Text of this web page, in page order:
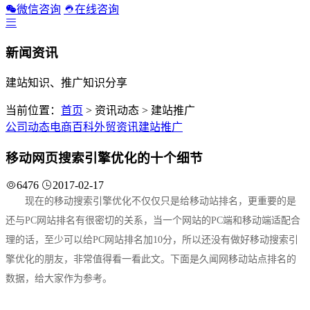
微信咨询 在线咨询
新闻资讯
建站知识、推广知识分享
当前位置： 首页 > 资讯动态 > 建站推广
公司动态电商百科外贸资讯建站推广
移动网页搜索引擎优化的十个细节
6476 2017-02-17
现在的移动搜索引擎优化不仅仅只是给移动站排名，更重要的是
还与PC网站排名有很密切的关系，当一个网站的PC端和移动端适配合
理的话，至少可以给PC网站排名加10分，所以还没有做好移动搜索引
擎优化的朋友，非常值得看一看此文。下面是久闻网移动站点排名的
数据，给大家作为参考。